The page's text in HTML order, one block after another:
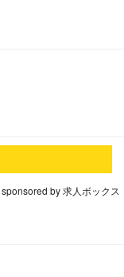
sponsored by 求人ボックス